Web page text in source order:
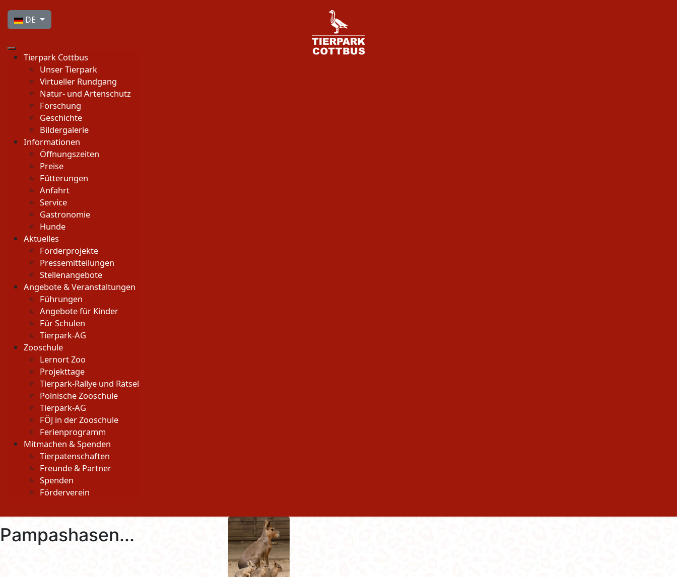
Sprache auswählen
DE
Tierpark Cottbus
Unser Tierpark
Virtueller Rundgang
Natur- und Artenschutz
Forschung
Geschichte
Bildergalerie
Informationen
Öffnungszeiten
Preise
Fütterungen
Anfahrt
Service
Gastronomie
Hunde
Aktuelles
Förderprojekte
Pressemitteilungen
Stellenangebote
Angebote & Veranstaltungen
Führungen
Angebote für Kinder
Für Schulen
Tierpark-AG
Zooschule
Lernort Zoo
Projekttage
Tierpark-Rallye und Rätsel
Polnische Zooschule
Tierpark-AG
FÖJ in der Zooschule
Ferienprogramm
Mitmachen & Spenden
Tierpatenschaften
Freunde & Partner
Spenden
Förderverein
Pampashasen...